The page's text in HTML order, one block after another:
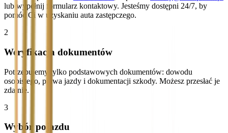
lub wypełnij formularz kontaktowy. Jesteśmy dostępni 24/7, by
pomóc Ci w uzyskaniu auta zastępczego.
2
Weryfikacja dokumentów
Potrzebujemy tylko podstawowych dokumentów: dowodu
osobistego, prawa jazdy i dokumentacji szkody. Możesz przesłać je
zdalnie.
3
Wybór pojazdu